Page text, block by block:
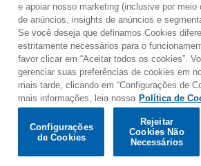
Listen & Buy
Contato Boletim de Notícias
Política de Privacidade
Política de Cookies
© 2025 Parlophone Records Limited.
Would you prefer to visit our
Confirm
e apoiar nosso marketing (inclusive por meio
de anúncios, insights de anúncios e
Se você deseja que definamos Cookies
estritamente necessários para o
favor clicar em “Aceitar todos os cookies”.
gerenciar suas preferências de cookies em
mais tarde, clicando em “Configurações de
mais informações, leia nossa Política de
Configurações
de Cookies
Rejeitar
Cookies Não
Necessários